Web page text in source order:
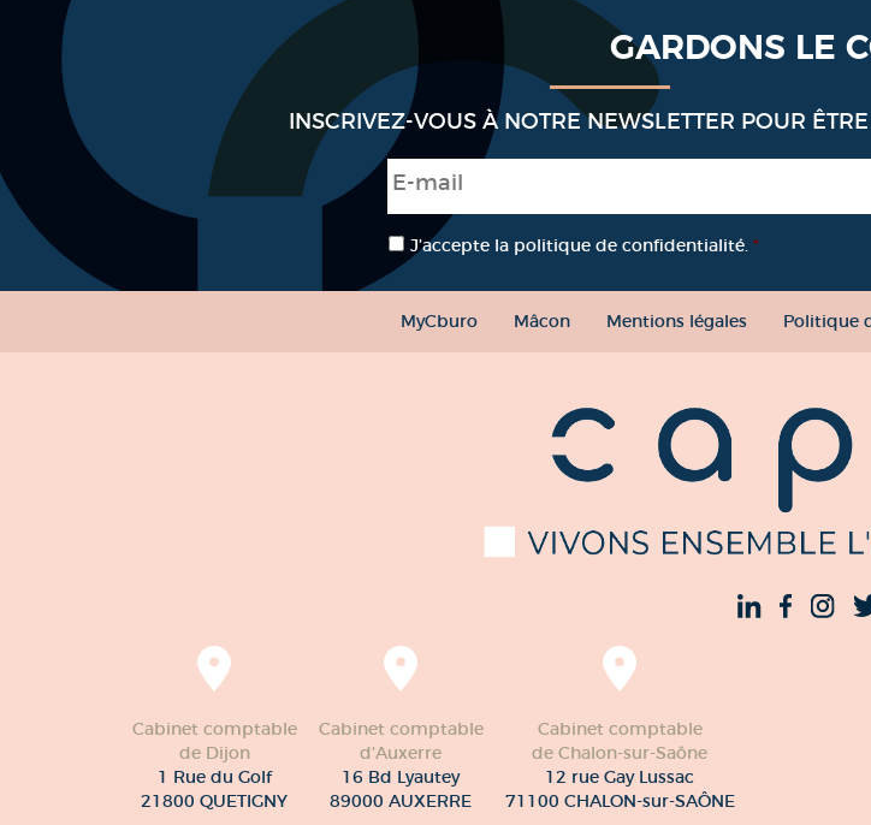
GARDONS LE
INSCRIVEZ-VOUS À NOTRE NEWSLETTER POUR
E-mail
RGPD *
J’accepte la politique de confidentialité. *
MyCburo Mâcon Mentions légales Politique
Cabinet comptable
de Dijon
1 Rue du Golf
21800 QUETIGNY
Cabinet comptable
d'Auxerre
16 Bd Lyautey
89000 AUXERRE
Cabinet comptable
de Chalon-sur-Saône
12 rue Gay Lussac
71100 CHALON-sur-SAÔNE